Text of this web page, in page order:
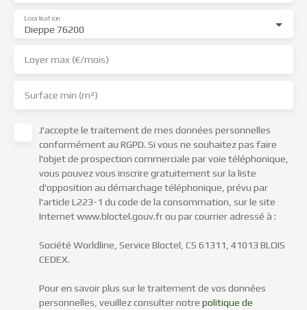
Dieppe 76200
Localisation
Loyer max (€/mois)
Surface min (m²)
J'accepte le traitement de mes données personnelles
conformément au RGPD. Si vous ne souhaitez pas faire
l'objet de prospection commerciale par voie téléphonique,
vous pouvez vous inscrire gratuitement sur la liste
d'opposition au démarchage téléphonique, prévu par
l'article L223-1 du code de la consommation, sur le site
Internet www.bloctel.gouv.fr ou par courrier adressé à :
Société Worldline, Service Bloctel, CS 61311, 41013 BLOIS
CEDEX.
Pour en savoir plus sur le traitement de vos données
personnelles, veuillez consulter notre politique de